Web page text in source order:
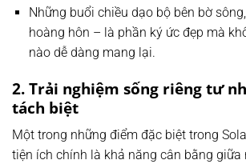
Những buổi chiều dạo bộ bên bờ
hoàng hôn – là phần ký ức đẹp mà
nào dễ dàng mang lại.
2. Trải nghiệm sống riêng tư
tách biệt
Một trong những điểm đặc biệt trong
tiện ích chính là khả năng cân bằng giữa